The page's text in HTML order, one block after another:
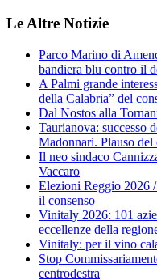
Le Altre Notizie
Parco Marino di
bandiera blu contro il
A Palmi grande
della Calabria” del
Dal Nostos alla
Taurianova: successo
Madonnari. Plauso
Il neo sindaco
Vaccaro
Elezioni Reggio 2026
il consenso
Vinitaly 2026: 101
eccellenze della
Vinitaly: per il vino
Stop
centrodestra